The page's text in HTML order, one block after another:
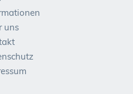
uns